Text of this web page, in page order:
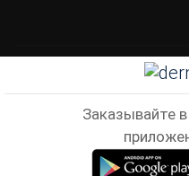
2012 - 2026 © Dermcare.ru
Заказывайте